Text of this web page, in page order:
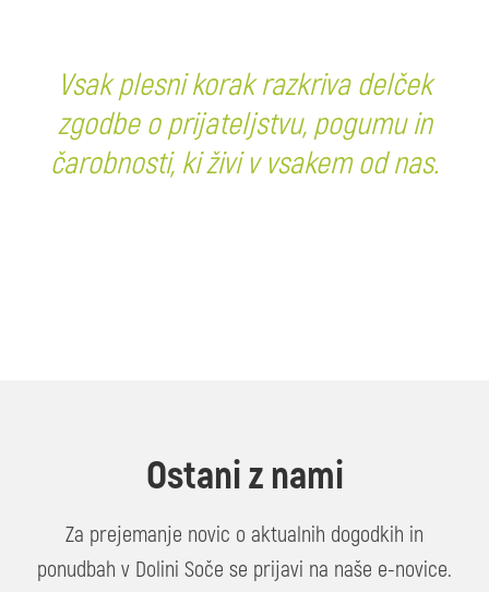
Vsak plesni korak razkriva delček
zgodbe o prijateljstvu, pogumu in
čarobnosti, ki živi v vsakem od nas.
Ostani z nami
Za prejemanje novic o aktualnih dogodkih in
ponudbah v Dolini Soče se prijavi na naše e-novice.